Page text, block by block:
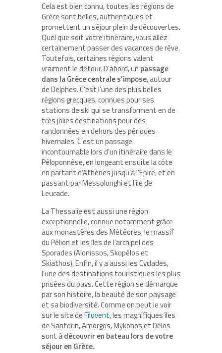
Cela est bien connu, toutes les régions de
Grèce sont belles, authentiques et
promettent un séjour plein de découvertes.
Quel que soit votre itinéraire, vous allez
certainement passer des vacances de rêve.
Toutefois, certaines régions valent
vraiment le détour. D’abord, un passage
dans la Grèce centrale s’impose, autour
de Delphes. C’est l’une des plus belles
régions grecques, connues pour ses
stations de ski qui se transforment en de
très jolies destinations pour des
randonnées en dehors des périodes
hivernales. C’est un passage
incontournable lors d’un itinéraire dans le
Péloponnèse, en longeant ensuite la côte
en partant d’Athènes jusqu’à l’Epire, et en
passant par Messolonghi et l’île de
Leucade.
La Thessalie est aussi une région
exceptionnelle, connue notamment grâce
aux monastères des Météores, le massif
du Pélion et les îles de l’archipel des
Sporades (Alonissos, Skopélos et
Skiathos). Enfin, il y a aussi les Cyclades,
l’une des destinations touristiques les plus
prisées du pays. Cette région se démarque
par son histoire, la beauté de son paysage
et sa biodiversité. Comme on peut le voir
sur le site deFilovent, les magnifiques îles
de Santorin, Amorgos, Mykonos et Délos
sont àdécouvrir en bateau lors de votre
séjour en Grèce.